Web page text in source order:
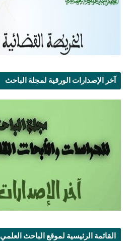
آخر الإصدارات الورقية لمجلة الباحث
القائمة الرئيسية لموقع الباحث العلمي